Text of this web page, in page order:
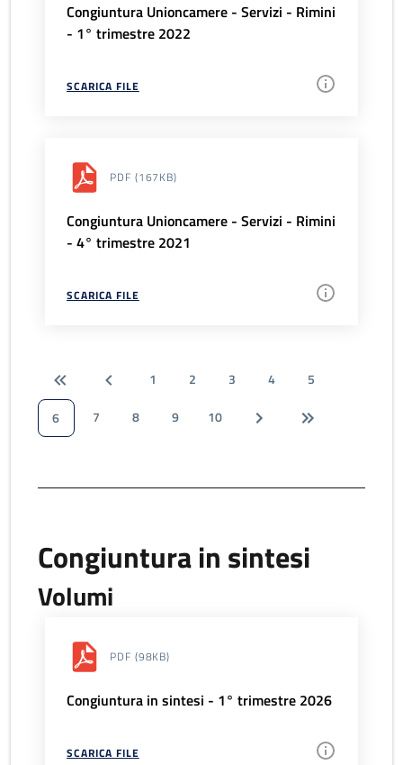
Congiuntura Unioncamere - Servizi - Rimini
- 1° trimestre 2022
SCARICA FILE
PDF (167KB)
Congiuntura Unioncamere - Servizi - Rimini
- 4° trimestre 2021
SCARICA FILE
1 2 3 4
5
6
7 8 9 10
Congiuntura in sintesi
Volumi
PDF (98KB)
Congiuntura in sintesi - 1° trimestre 2026
SCARICA FILE